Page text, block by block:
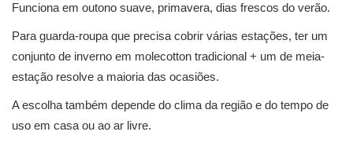
Funciona em outono suave, primavera, dias frescos do verão.
Para guarda-roupa que precisa cobrir várias estações, ter um
conjunto de inverno em molecotton tradicional + um de meia-
estação resolve a maioria das ocasiões.
A escolha também depende do clima da região e do tempo de
uso em casa ou ao ar livre.